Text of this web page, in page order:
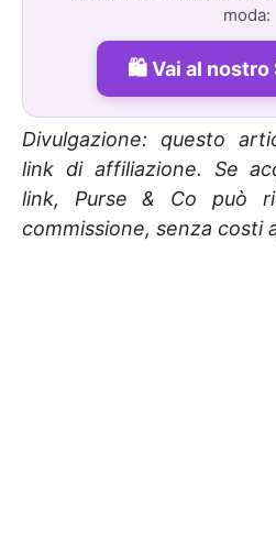
moda:
Vai al nostro
Divulgazione: questo
link di affiliazione. Se
link, Purse & Co può
commissione, senza costi